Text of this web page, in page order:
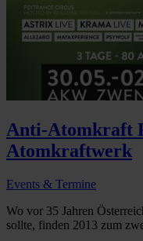
Anti-Atomkraft
Atomkraftwerk
Events & Termine
Wo vor 35 Jahren
sollte, finden 2013 zum